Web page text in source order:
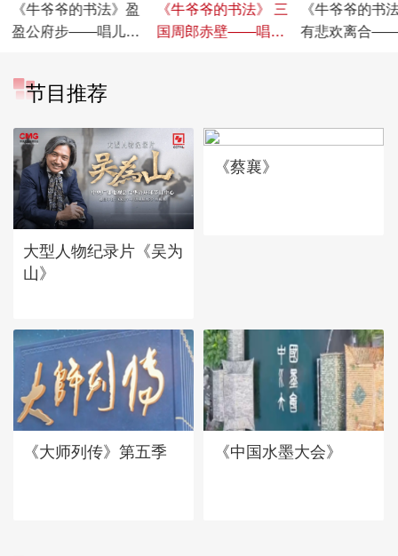
《牛爷爷的书法》盈
盈公府步——唱儿歌
《牛爷爷的书法》 三
国周郎赤壁——唱儿
《牛爷爷的书
有悲欢离合
节目推荐
大型人物纪录片《吴为
山》
《蔡襄》
《大师列传》第五季 《中国水墨大会》